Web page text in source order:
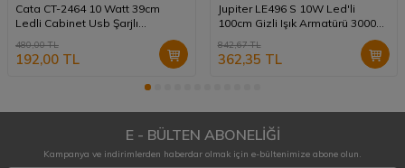
Cata CT-2464 10 Watt 39cm
Ledli Cabinet Usb Şarjlı
Sensörlü Armatür Günışığı Siyah
Kasa
480,00TL
192,00 TL
Jupiter LE496 S 10W Led'li
100cm Gizli Işık Armatürü 3000K
842,67TL
362,35 TL
E - BÜLTEN ABONELİĞİ
Kampanya ve indirimlerden haberdar olmak için e-bültenimize abone olun.